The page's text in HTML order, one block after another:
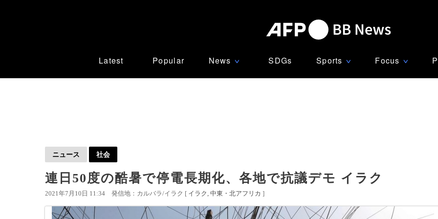
Latest Popular News ∨ SDGs Sports ∨ Focus ∨
ニュース 社会
連日50度の酷暑で停電長期化、各地で抗議デモ イラク
2021年7月10日 11:34 発信地：カルバラ/イラク [ イラク 中東・北アフリカ ]